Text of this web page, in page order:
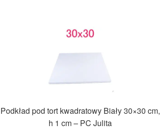
Podkład pod tort kwadratowy Biały 30×30 cm,
h 1 cm – PC Julita